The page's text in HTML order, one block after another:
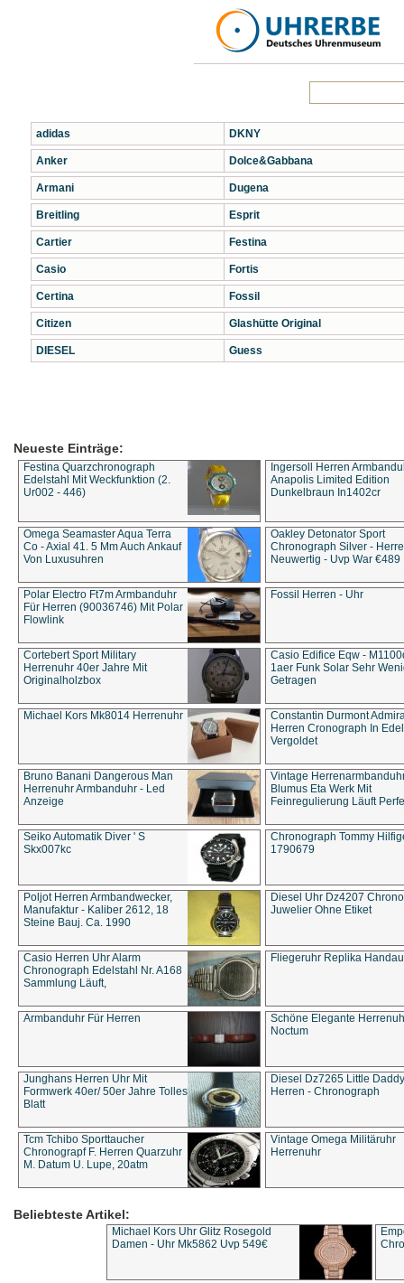
adidas
Anker
Armani
Breitling
Cartier
Casio
Certina
Citizen
DIESEL
DKNY
Dolce&Gabbana
Dugena
Esprit
Festina
Fortis
Fossil
Glashütte Original
Guess
Neueste Einträge:
Festina Quarzchronograph
Edelstahl Mit Weckfunktion (2.
Ur002 - 446)
Ingersoll Herren
Anapolis Limited Edition
Dunkelbraun In1402cr
Omega Seamaster Aqua Terra
Co - Axial 41. 5 Mm Auch Ankauf
Von Luxusuhren
Oakley Detonator Sport
Chronograph Silver -
Neuwertig - Uvp War €489
Polar Electro Ft7m Armbanduhr
Für Herren (90036746) Mit Polar
Flowlink
Fossil Herren - Uhr
Cortebert Sport Military
Herrenuhr 40er Jahre Mit
Originalholzbox
Casio Edifice Eqw -
1aer Funk Solar Sehr
Getragen
Michael Kors Mk8014 Herrenuhr
Constantin Durmont
Herren Cronograph In
Vergoldet
Bruno Banani Dangerous Man
Herrenuhr Armbanduhr - Led
Anzeige
Vintage
Blumus Eta Werk Mit
Feinregulierung Läuft
Seiko Automatik Diver ' S
Skx007kc
Chronograph Tommy
1790679
Poljot Herren Armbandwecker,
Manufaktur - Kaliber 2612, 18
Steine Bauj. Ca. 1990
Diesel Uhr Dz4207
Juwelier Ohne Etiket
Casio Herren Uhr Alarm
Chronograph Edelstahl Nr. A168
Sammlung Läuft,
Fliegeruhr Replika
Armbanduhr Für Herren
Schöne Elegante
Noctum
Junghans Herren Uhr Mit
Formwerk 40er/ 50er Jahre Tolles
Blatt
Diesel Dz7265 Little Daddy
Herren - Chronograph
Tcm Tchibo Sporttaucher
Chronograpf F. Herren Quarzuhr
M. Datum U. Lupe, 20atm
Vintage Omega Militäruhr
Herrenuhr
Beliebteste Artikel:
Michael Kors Uhr Glitz Rosegold
Damen - Uhr Mk5862 Uvp 549€